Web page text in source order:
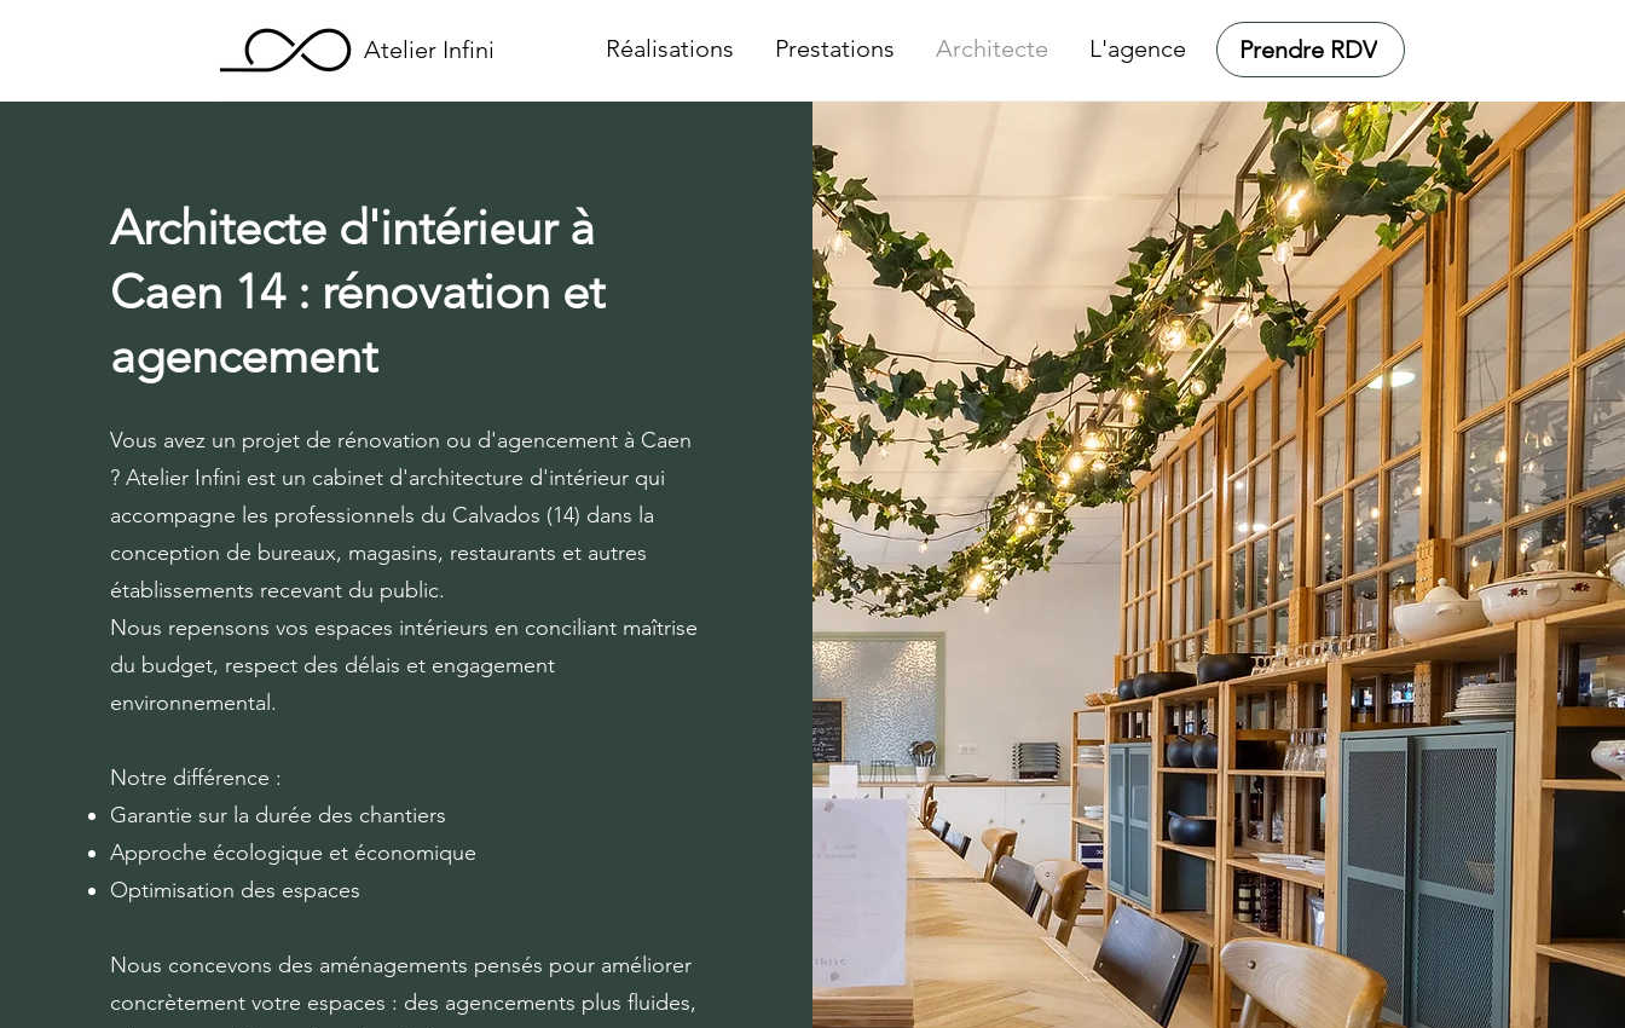
Atelier Infini Réalisations Prestations Architecte L'agence Prendre RDV
Architecte d'intérieur à
Caen 14 : rénovation et
agencement
Vous avez un projet de rénovation ou d'agencement à Caen
? Atelier Infini est un cabinet d'architecture d'intérieur qui
accompagne les professionnels du Calvados (14) dans la
conception de bureaux, magasins, restaurants et autres
établissements recevant du public.
Nous repensons vos espaces intérieurs en conciliant maîtrise
du budget, respect des délais et engagement
environnemental.
Notre différence :
Garantie sur la durée des chantiers
Approche écologique et économique
Optimisation des espaces
Nous concevons des aménagements pensés pour améliorer
concrètement votre espaces : des agencements plus fluides,